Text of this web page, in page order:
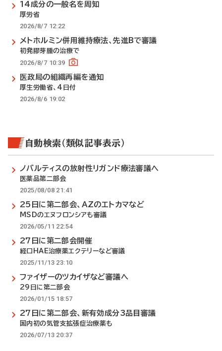
14成分の一般名を周知
厚労省
2026/8/7 12:22
メトホルミン併用維持療法、先進Bで審議
初発膠芽腫の治療で
2026/8/7 10:39
医政局の組織再編を通知
厚生労働省、4日付
2026/8/6 19:02
自動検索（類似記事表示）
ノバルティスの放射性リガンド療法審議へ
医薬品第二部会
2025/08/08 21:41
25日に第二部会、AZのエトカマなど
MSDのエヌフロンシアも審議
2026/05/11 22:54
27日に第二部会開催
経口HAE治療薬エクテリーなど審議
2025/11/13 23:10
ファイザーのツカイザなど審議へ
29日に第二部会
2026/01/15 18:57
27日に第二部会、新有効成分3品目審議
国内初の気管支拡張症治療薬も
2026/07/13 20:37